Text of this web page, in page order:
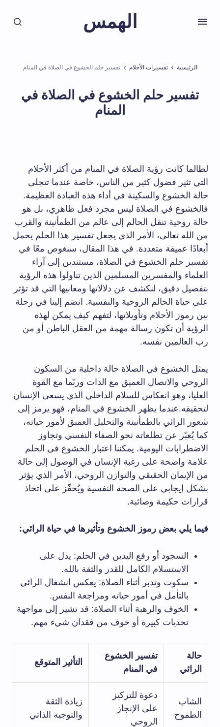
الهمس
الرئيسية تفسيرات الأحلام تفسير حلم الخشوع في الصلاة في المنام
تفسير حلم الخشوع في الصلاة في
المنام
لطالما كانت رؤية الصلاة في المنام من أكثر الأحلام
التي تثير فضول كثير من الناس، خاصة عندما تتجلى
حالة الخشوع والسكينة في أداء هذه العبادة العظيمة.
فالخشوع في الصلاة ليس مجرد فعل ظاهري، بل هو
حالة روحية تنقل الحالم إلى عالم من الطمأنينة والقرب
من الله تعالى، الأمر الذي يجعل تفسير هذا الحلم يحمل
أبعادًا عميقة متعددة. في هذا المقال، سنغوص معًا في
تفسير حلم الخشوع في الصلاة، مستندين إلى آراء
العلماء والمفسرين المسلمين الذين تناولوا هذه الرؤية
بتفصيل دقيق، لنكشف عن دلالاتها ومعانيها التي قد تؤثر
على حياة الحالم الروحية والنفسية. انضم إلينا في رحلة
بين رموز الأحلام وتأويلاتها، لتفهم كيف يمكن لهذه
الرؤية أن تكون رسالة مهمة من العقل الباطن أو من
رب العالمين نفسه.
يمثل الخشوع في الصلاة حالة داخلية من السكون
الروحي والاتصال العميق مع الذات وربّما مع القوة
العليا، وهو انعكاس للسلام الداخلي الذي يسعى الإنسان
لتحقيقه.عندما يظهر الخشوع في المنام، فهو يرمز إلى
شعور الرائي بالطمأنينة والتحليل العميق لأمور حياته،
كما يُعبّر عن تطلعاته نحو الصفاء النفسي وتجاوز
الاضطرابات اليومية. يمكننا اعتبار الخشوع في الحلم
علامة واضحة على رغبة الإنسان في الوصول إلى حالة
من الإيمان الحقيقي والتوازن الروحي، الأمر الذي يؤثر
بشكل إيجابي على الصحة النفسية ويُحفّز على اتخاذ
قرارات حكيمة وصائبة.
فيما يلي بعض رموز الخشوع وتأثيرها في حياة الرائي:
السجود أو رفع اليدين في الحلم: يدل على
الاستسلام الكامل للقدر والثقة بالله.
سكوت وتدبر أثناء الصلاة: يعكس انشغال الرائي
بالتأمل في أمور حياته ومراجعة النفس.
الخوف والرهبة أثناء الصلاة: قد تشير إلى مواجهة
تحديات كبيرة أو خوف من فقدان شيء مهم.
حالة
الرائي
تفسير الخشوع
في المنام
التأثير المتوقع
الشاب
الطموح
دعوة للتركيز
على الإنجاز
الروحي
زيادة الثقة
والتوجيه الذاتي